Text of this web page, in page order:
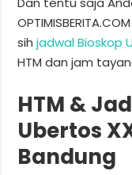
sihjadwal Bioskop
HTM dan jam
HTM &
Ubertos
Bandung